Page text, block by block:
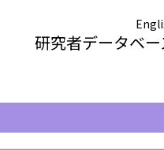
研究者データベー